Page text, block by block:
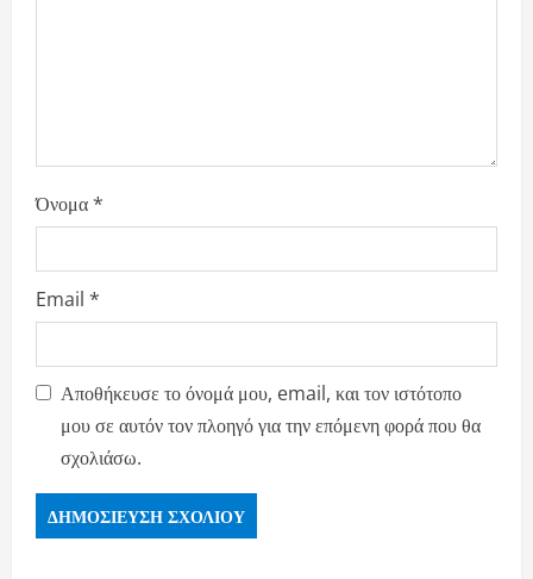
Όνομα*
Email *
Αποθήκευσε το όνομά μου, email, και τον ιστότοπο
μου σε αυτόν τον πλοηγό για την επόμενη φορά που θα
σχολιάσω.